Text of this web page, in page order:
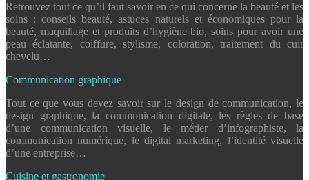
Retrouvez tout ce qu’il faut savoir en ce qui concerne la beauté et les
soins : conseils beauté, astuces naturels et économiques pour la
beauté, maquillage et produits d’hygiène bio, soins pour avoir une
peau éclatante, coiffure, stylisme, coloration, traitement du cuir
chevelu…
Communication graphique
Tout ce que vous devez savoir sur le design de communication, le
design graphique, la communication digitale, les règles de base
d’une communication visuelle, le métier d’infographiste, la
communication numérique, le digital marketing, l’identité visuelle
d’une entreprise…
Cuisine et gastronomie